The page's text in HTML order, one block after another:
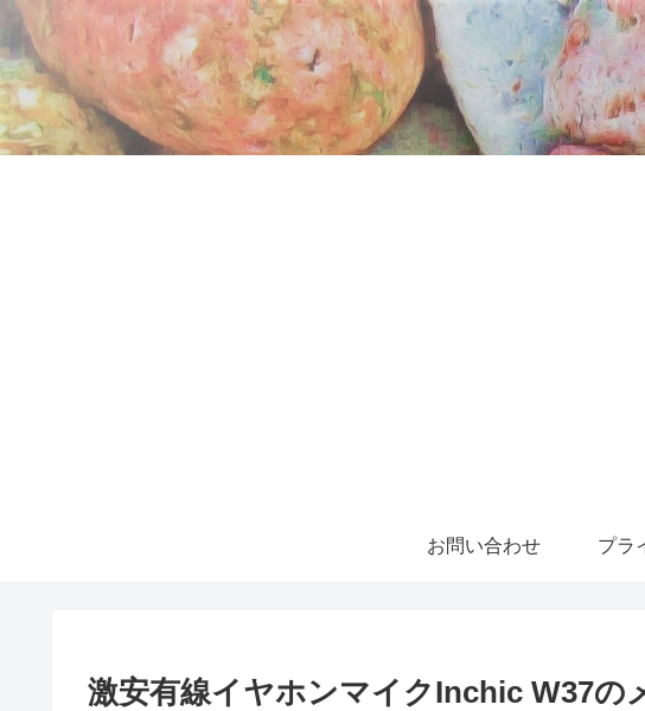
お問い合わせ プラ
激安有線イヤホンマイクInchic W37の